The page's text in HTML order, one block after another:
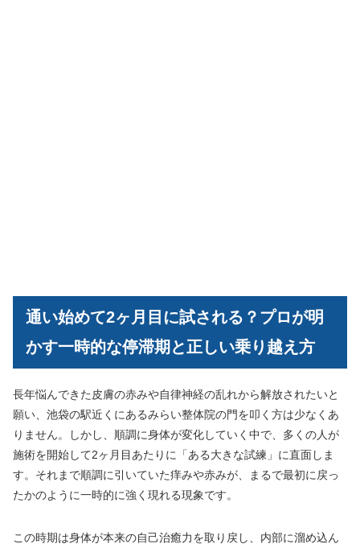
通い始めて2ヶ月目に試される？プロが明
かす一時的な停滞期と正しい乗り越え方
長年悩んできた皮膚の赤みや自律神経の乱れから解放されたいと
願い、池袋の駅近くにあるみらい整体院の門を叩く方は少なくあ
りません。しかし、順調に身体が変化していく中で、多くの人が
施術を開始して2ヶ月目あたりに「ある大きな試練」に直面しま
す。それまで順調に引いていた痒みや赤みが、まるで最初に戻っ
たかのように一時的に強く現れる現象です。
この時期は身体が本来の自己治癒力を取り戻し、内部に溜め込ん